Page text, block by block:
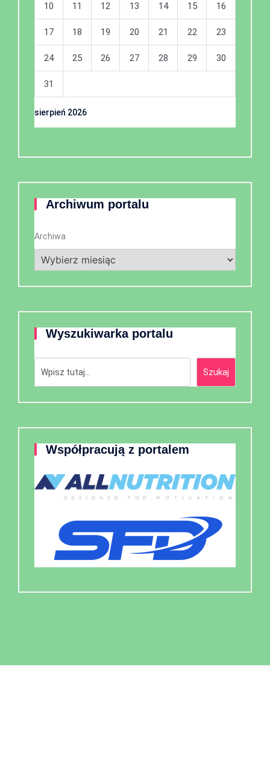
sierpień 2026
10 11 12 13 14 15 16
17 18 19 20 21 22 23
24 25 26 27 28 29 30
31
Archiwum portalu
Archiwa
Wyszukiwarka portalu
Szukaj
Współpracują z portalem